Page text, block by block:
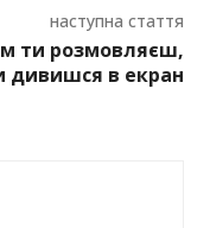
наступна стаття
ти розмовляєш,
дивишся в екран